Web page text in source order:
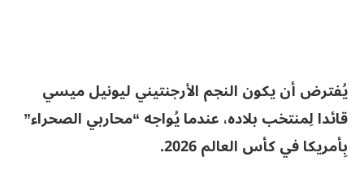
يُفترض أن يكون النجم الأرجنتيني ليونيل ميسي
قائدا لِمنتخب بلاده، عندما يُواجه “محاربي الصحراء”
بِأمريكا في كأس العالم 2026.